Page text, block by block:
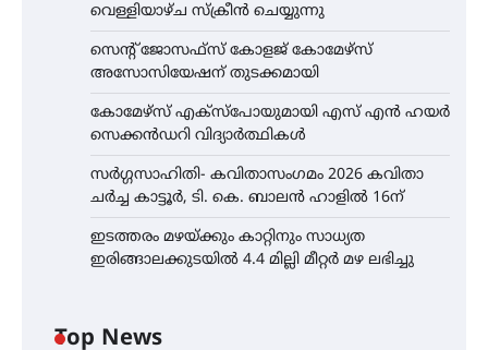
വെള്ളിയാഴ്ച സ്‌ക്രീൻ ചെയ്യുന്നു
സെന്റ് ജോസഫ്സ് കോളജ് കോമേഴ്‌സ്
അസോസിയേഷന് തുടക്കമായി
കോമേഴ്സ് എക്സ്പോയുമായി എസ് എൻ ഹയർ
സെക്കൻഡറി വിദ്യാർത്ഥികൾ
സർഗ്ഗസാഹിതി- കവിതാസംഗമം 2026 കവിതാ
ചർച്ച കാട്ടൂർ, ടി. കെ. ബാലൻ ഹാളിൽ 16ന്
ഇടത്തരം മഴയ്ക്കും കാറ്റിനും സാധ്യത
ഇരിങ്ങാലക്കുടയിൽ 4.4 മില്ലി മീറ്റർ മഴ ലഭിച്ചു
Top News